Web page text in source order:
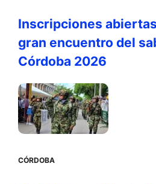
Inscripciones
gran encuentro del
Córdoba 2026
CÓRDOBA